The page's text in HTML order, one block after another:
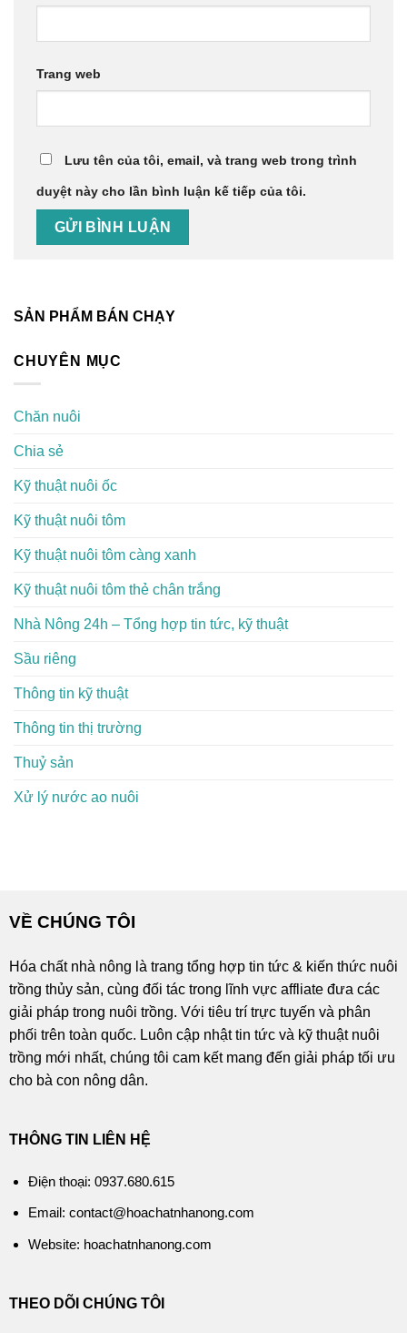
Trang web
Lưu tên của tôi, email, và trang web trong trình
duyệt này cho lần bình luận kế tiếp của tôi.
SẢN PHẨM BÁN CHẠY
CHUYÊN MỤC
Chăn nuôi
Chia sẻ
Kỹ thuật nuôi ốc
Kỹ thuật nuôi tôm
Kỹ thuật nuôi tôm càng xanh
Kỹ thuật nuôi tôm thẻ chân trắng
Nhà Nông 24h – Tổng hợp tin tức, kỹ thuật
Sầu riêng
Thông tin kỹ thuật
Thông tin thị trường
Thuỷ sản
Xử lý nước ao nuôi
VỀ CHÚNG TÔI
Hóa chất nhà nông là trang tổng hợp tin tức & kiến thức nuôi
trồng thủy sản, cùng đối tác trong lĩnh vực affliate đưa các
giải pháp trong nuôi trồng. Với tiêu trí trực tuyến và phân
phối trên toàn quốc. Luôn cập nhật tin tức và kỹ thuật nuôi
trồng mới nhất, chúng tôi cam kết mang đến giải pháp tối ưu
cho bà con nông dân.
THÔNG TIN LIÊN HỆ
Điện thoại: 0937.680.615
Email: contact@hoachatnhanong.com
Website: hoachatnhanong.com
THEO DÕI CHÚNG TÔI